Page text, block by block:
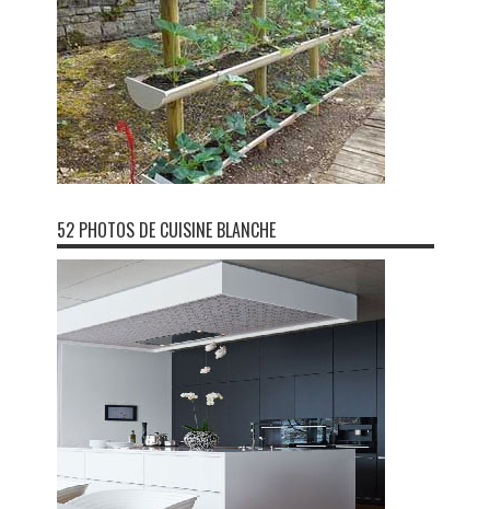
52 PHOTOS DE CUISINE BLANCHE